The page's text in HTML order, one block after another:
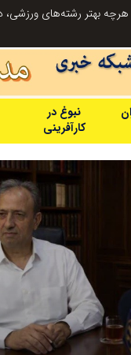
نبوغ در
کارآفرینی